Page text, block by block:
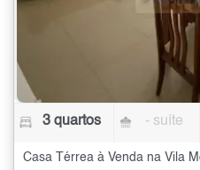
3 quartos - suíte